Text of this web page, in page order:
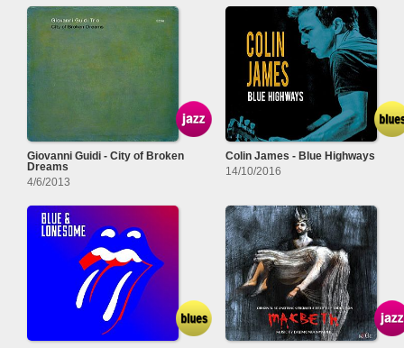
Giovanni Guidi - City of Broken
Dreams
4/6/2013
Colin James - Blue Highways
14/10/2016